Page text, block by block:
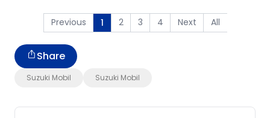
Previous 1 2 3 4 Next All
Suzuki Mobil Suzuki Mobil
Share